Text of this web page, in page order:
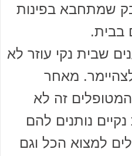
שמתחבא בפינות
בבית.
שבית נקי עוזר לא
מאחר
זה לא
נותנים להם
למצוא הכל וגם